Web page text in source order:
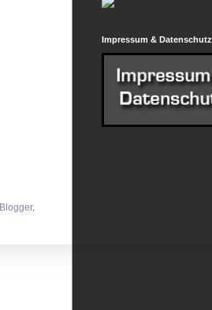
Impressum & Datenschutz
Blogger.